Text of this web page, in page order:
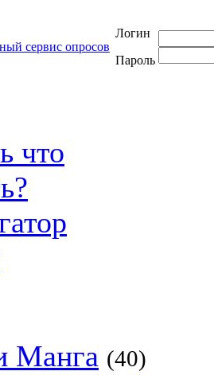
Логин
Пароль
Манга (40)